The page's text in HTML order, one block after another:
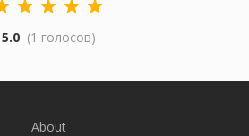
5.0 (1 голосов)
About